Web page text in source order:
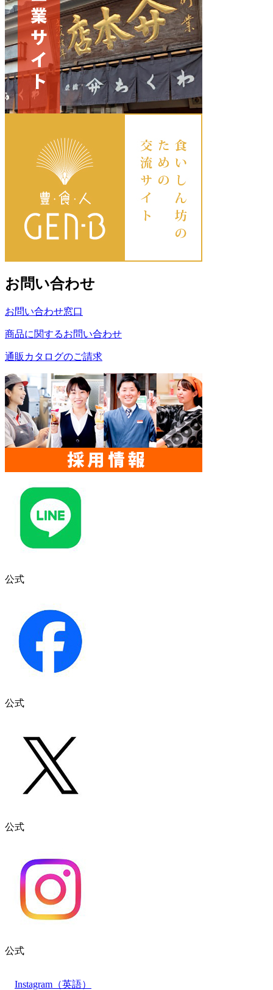
お問い合わせ
お問い合わせ窓口
商品に関するお問い合わせ
通販カタログのご請求
公式
公式
公式
公式
Instagram（英語）